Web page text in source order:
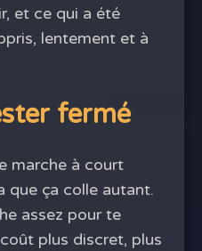
et ce qui a été
lentement et à
fermé
marche à court
que ça colle autant.
assez pour te
plus discret, plus